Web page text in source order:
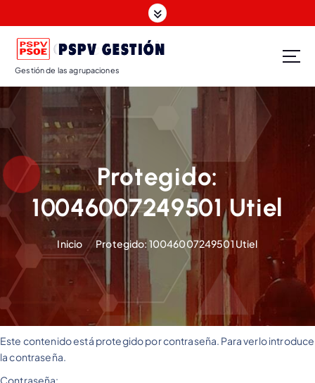
Gestión de las agrupaciones
Protegido:
10046007249501 Utiel
Inicio Protegido: 10046007249501 Utiel
Este contenido está protegido por contraseña. Para verlo introduce
la contraseña.
Contraseña: